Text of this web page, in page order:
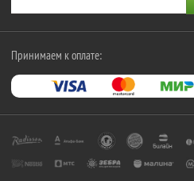
Принимаем к оплате: